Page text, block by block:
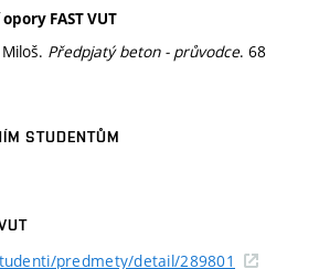
FAST VUT
Předpjatý beton - průvodce. 68
STUDENTŮM
predmety/detail/289801